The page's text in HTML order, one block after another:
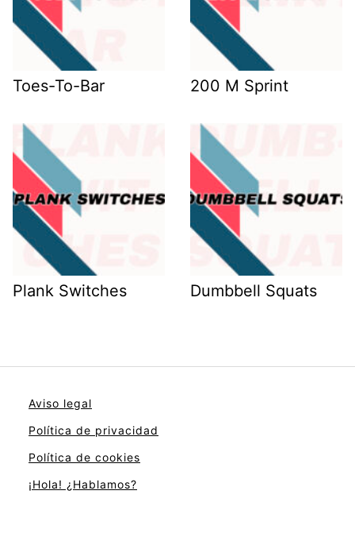
Toes-To-Bar 200 M Sprint
Plank Switches Dumbbell Squats
Aviso legal
Política de privacidad
Política de cookies
¡Hola! ¿Hablamos?